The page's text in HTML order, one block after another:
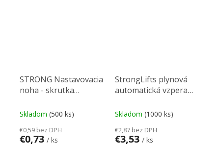
STRONG Nastavovacia
noha - skrutka
Skladom (500 ks)
€0,59 bez DPH
€0,73 / ks
StrongLifts plynová
automatická vzpera
Skladom (1000 ks)
€2,87 bez DPH
€3,53 / ks